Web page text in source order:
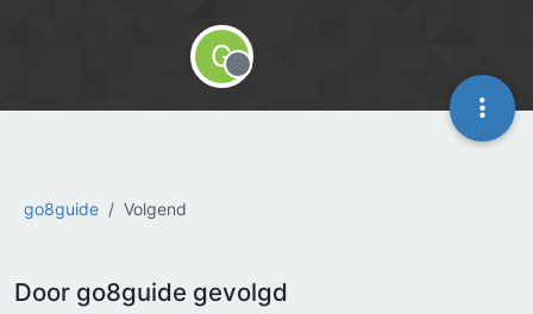
go8guide Volgend
G
Offline
Door go8guide gevolgd